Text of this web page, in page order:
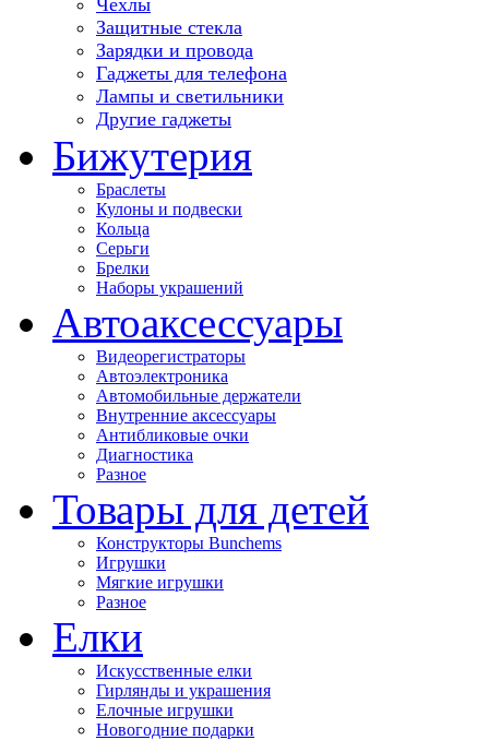
Защитные стекла
Зарядки и провода
Гаджеты для телефона
Лампы и светильники
Другие гаджеты
Бижутерия
Браслеты
Кулоны и подвески
Кольца
Серьги
Брелки
Наборы украшений
Автоаксессуары
Видеорегистраторы
Автоэлектроника
Автомобильные держатели
Внутренние аксессуары
Антибликовые очки
Диагностика
Разное
Товары для детей
Конструкторы Bunchems
Игрушки
Мягкие игрушки
Разное
Елки
Искусственные елки
Гирлянды и украшения
Елочные игрушки
Новогодние подарки